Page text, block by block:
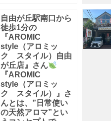
自由が丘駅南口から
徒歩1分の
『AROMIC
style（アロミッ
ク スタイル）自由
が丘店』さん
『AROMIC
style（アロミッ
ク スタイル）』さ
んとは、”日常使い
の天然アロマ”とい